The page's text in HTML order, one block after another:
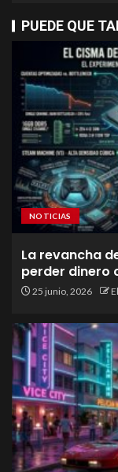
PUEDE QUE
NOTICIAS
La revancha
perder dinero
25 junio, 2026